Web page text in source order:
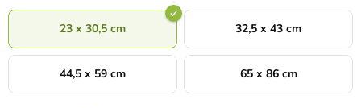
23 x 30,5 cm 32,5 x 43 cm
44,5 x 59 cm 65 x 86 cm